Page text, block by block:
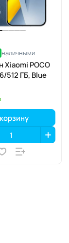
наличными
Xiaomi POCO
512 ГБ, Blue